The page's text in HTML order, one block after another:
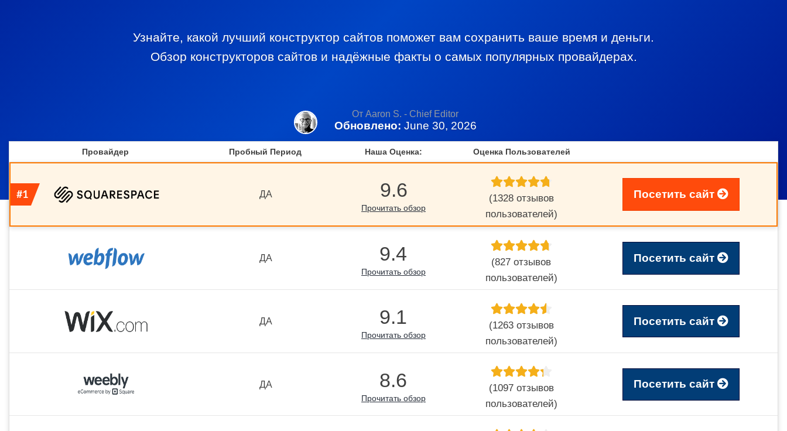
Узнайте, какой лучший конструктор сайтов поможет вам сохранить ваше время и деньги.
Обзор конструкторов сайтов и надёжные факты о самых популярных провайдерах.
От Aaron S. - Chief Editor
Обновлено: June 30, 2026
Провайдер Пробный Период Наша Оценка: Оценка Пользователей
ДА 9.6
Прочитать обзор
(1328 отзывов
пользователей)
Посетить сайт
ДА 9.4
Прочитать обзор
(827 отзывов
пользователей)
Посетить сайт
ДА 9.1
Прочитать обзор
(1263 отзывов
пользователей)
Посетить сайт
ДА 8.6
Прочитать обзор
(1097 отзывов
пользователей)
Посетить сайт